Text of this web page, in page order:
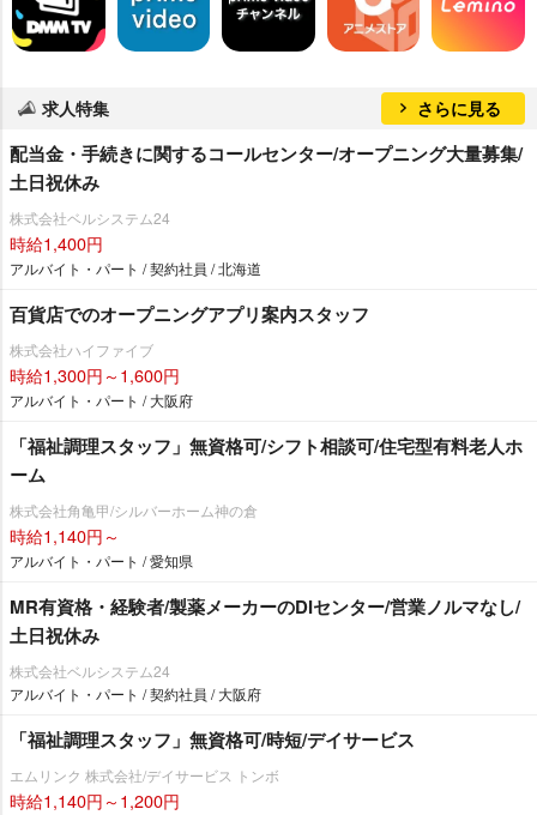
求人特集 さらに見る
配当金・手続きに関するコールセンター/オープニング大量募集/
土日祝休み
株式会社ベルシステム24
時給1,400円
アルバイト・パート / 契約社員 / 北海道
百貨店でのオープニングアプリ案内スタッフ
株式会社ハイファイブ
時給1,300円～1,600円
アルバイト・パート / 大阪府
「福祉調理スタッフ」無資格可/シフト相談可/住宅型有料老人ホ
ーム
株式会社角亀甲/シルバーホーム神の倉
時給1,140円～
アルバイト・パート / 愛知県
MR有資格・経験者/製薬メーカーのDIセンター/営業ノルマなし/
土日祝休み
株式会社ベルシステム24
アルバイト・パート / 契約社員 / 大阪府
「福祉調理スタッフ」無資格可/時短/デイサービス
エムリンク 株式会社/デイサービス トンボ
時給1,140円～1,200円